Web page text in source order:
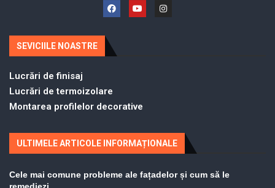
SEVICIILE NOASTRE
Lucrări de finisaj
Lucrări de termoizolare
Montarea profilelor decorative
ULTIMELE ARTICOLE INFORMAȚIONALE
Cele mai comune probleme ale fațadelor și cum să le